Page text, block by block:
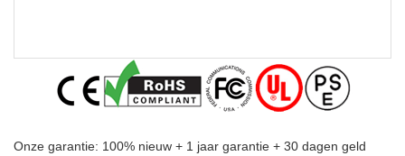
Onze garantie: 100% nieuw + 1 jaar garantie + 30 dagen geld